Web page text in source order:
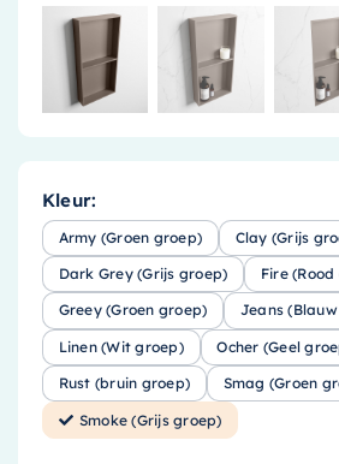
Kleur:
Army (Groen groep) Clay (Grijs
Dark Grey (Grijs groep) Fire
Greey (Groen groep) Jeans
Linen (Wit groep) Ocher (Geel
Rust (bruin groep) Smag (Groen
Smoke (Grijs groep)